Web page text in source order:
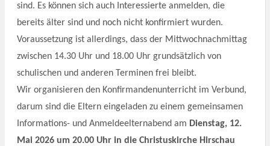
sind. Es können sich auch Interessierte anmelden, die
bereits älter sind und noch nicht konfirmiert wurden.
Voraussetzung ist allerdings, dass der Mittwochnachmittag
zwischen 14.30 Uhr und 18.00 Uhr grundsätzlich von
schulischen und anderen Terminen frei bleibt.
Wir organisieren den Konfirmandenunterricht im Verbund,
darum sind die Eltern eingeladen zu einem gemeinsamen
Informations- und Anmeldeelternabend am Dienstag, 12.
Mai 2026 um 20.00 Uhr in die Christuskirche Hirschau